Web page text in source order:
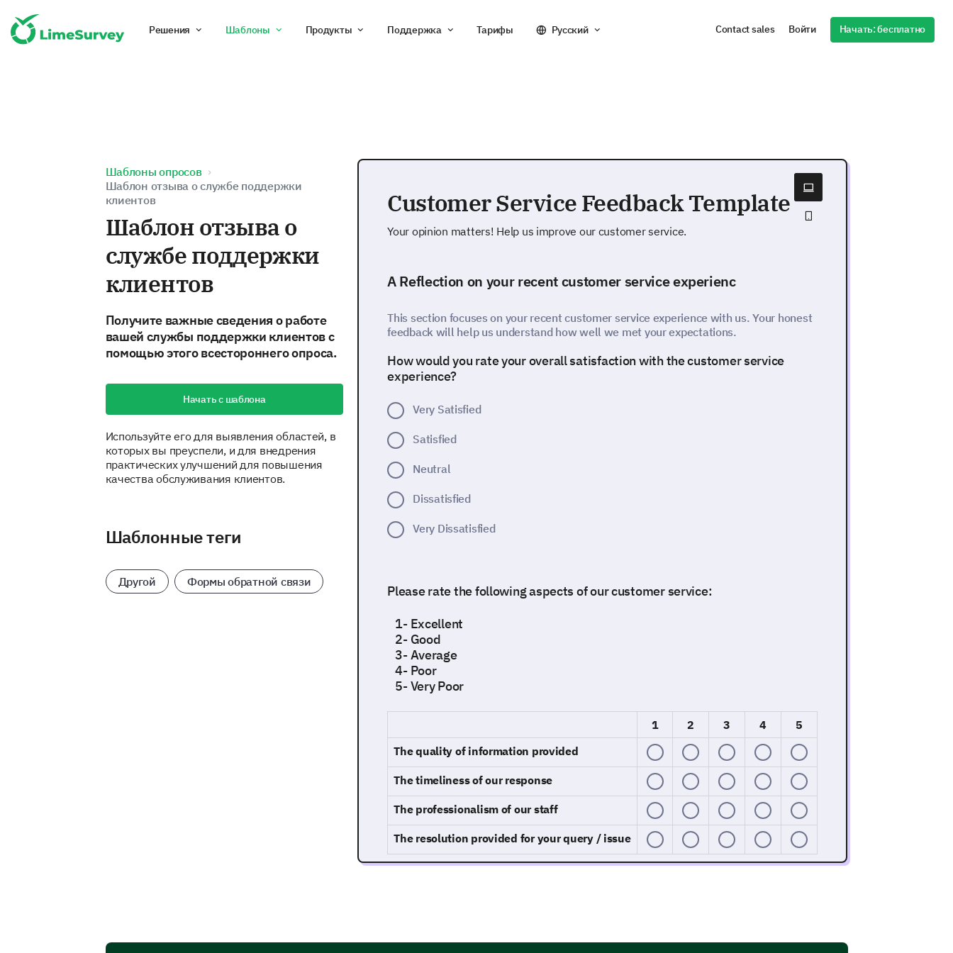
Решения Шаблоны Продукты Поддержка Тарифы Русский Contact sales Войти Начать: бесплатно
Шаблоны опросов
Шаблон отзыва о службе поддержки
клиентов
Шаблон отзыва о
службе поддержки
клиентов
Получите важные сведения о работе
вашей службы поддержки клиентов с
помощью этого всестороннего опроса.
Начать с шаблона
Используйте его для выявления областей, в
которых вы преуспели, и для внедрения
практических улучшений для повышения
качества обслуживания клиентов.
Шаблонные теги
Другой Формы обратной связи
Customer Service Feedback Template
Your opinion matters! Help us improve our customer service.
A Reflection on your recent customer service experienc
This section focuses on your recent customer service experience with us. Your honest
feedback will help us understand how well we met your expectations.
How would you rate your overall satisfaction with the customer service
experience?
Very Satisfied
Satisfied
Neutral
Dissatisfied
Very Dissatisfied
Please rate the following aspects of our customer service:
1- Excellent
2- Good
3- Average
4- Poor
5- Very Poor
1 2 3 4
5
The quality of information provided
The timeliness of our response
The professionalism of our staff
The resolution provided for your query / issue